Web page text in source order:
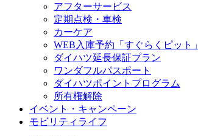
アフターサービス
定期点検・車検
カーケア
WEB入庫予約「すぐらくピット」
ダイハツ延長保証プラン
ワンダフルパスポート
ダイハツポイントプログラム
所有権解除
イベント・キャンペーン
モビリティライフ